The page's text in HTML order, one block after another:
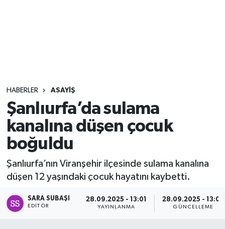
HABERLER ASAYIŞ
Şanlıurfa’da sulama
kanalına düşen çocuk
boğuldu
Şanlıurfa’nın Viranşehir ilçesinde sulama kanalına
düşen 12 yaşındaki çocuk hayatını kaybetti.
SARA SUBAŞI
EDITÖR
28.09.2025 - 13:01
YAYINLANMA
28.09.2025 - 13:02
GÜNCELLEME
Yaşam